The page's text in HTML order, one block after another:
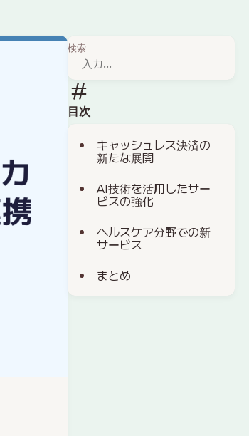
検索
目次
キャッシュレス決済の
新たな展開
AI技術を活用したサー
ビスの強化
ヘルスケア分野での新
サービス
まとめ